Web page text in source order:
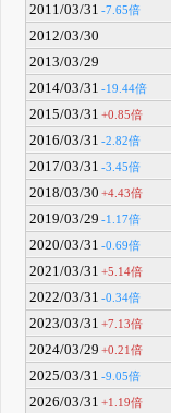
2011/03/31 -7.65倍
2012/03/30
2013/03/29
2014/03/31 -19.44倍
2015/03/31 +0.85倍
2016/03/31 -2.82倍
2017/03/31 -3.45倍
2018/03/30 +4.43倍
2019/03/29 -1.17倍
2020/03/31 -0.69倍
2021/03/31 +5.14倍
2022/03/31 -0.34倍
2023/03/31 +7.13倍
2024/03/29 +0.21倍
2025/03/31 -9.05倍
2026/03/31 +1.19倍